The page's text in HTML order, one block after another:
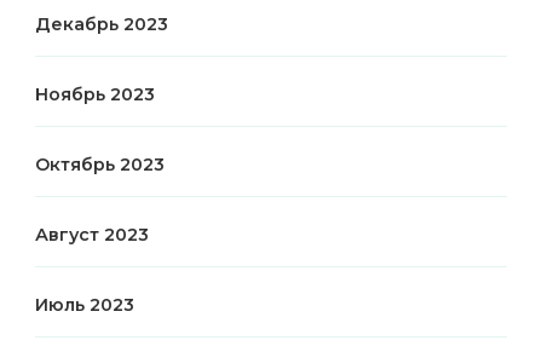
Декабрь 2023
Ноябрь 2023
Октябрь 2023
Август 2023
Июль 2023